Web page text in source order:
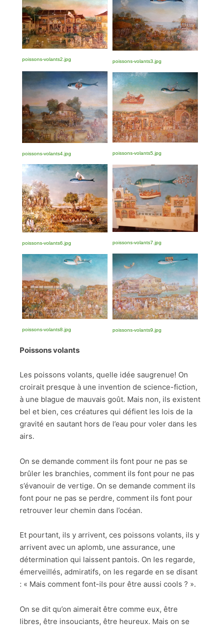
poissons-volants2.jpg poissons-volants3.jpg
poissons-volants4.jpg poissons-volants5.jpg
poissons-volants6.jpg poissons-volants7.jpg
poissons-volants8.jpg poissons-volants9.jpg
Poissons volants
Les poissons volants, quelle idée saugrenue! On
croirait presque à une invention de science-fiction,
à une blague de mauvais goût. Mais non, ils existent
bel et bien, ces créatures qui défient les lois de la
gravité en sautant hors de l’eau pour voler dans les
airs.
On se demande comment ils font pour ne pas se
brûler les branchies, comment ils font pour ne pas
s’évanouir de vertige. On se demande comment ils
font pour ne pas se perdre, comment ils font pour
retrouver leur chemin dans l’océan.
Et pourtant, ils y arrivent, ces poissons volants, ils y
arrivent avec un aplomb, une assurance, une
détermination qui laissent pantois. On les regarde,
émerveillés, admiratifs, on les regarde en se disant
: « Mais comment font-ils pour être aussi cools ? ».
On se dit qu’on aimerait être comme eux, être
libres, être insouciants, être heureux. Mais on se